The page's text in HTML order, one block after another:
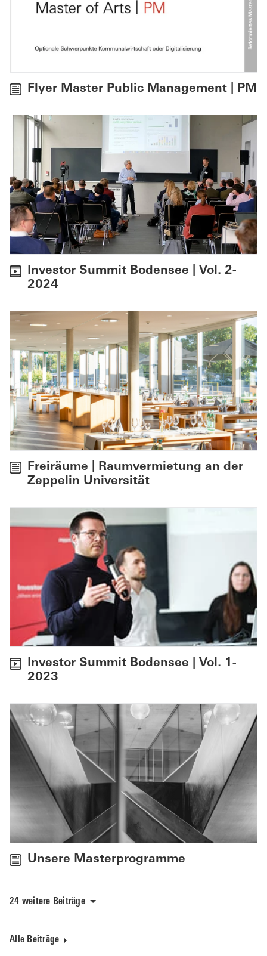
Flyer Master Public Management | PM
Investor Summit Bodensee | Vol. 2-
2024
Freiräume | Raumvermietung an der
Zeppelin Universität
Investor Summit Bodensee | Vol. 1-
2023
Unsere Masterprogramme
24 weitere Beiträge
Alle Beiträge